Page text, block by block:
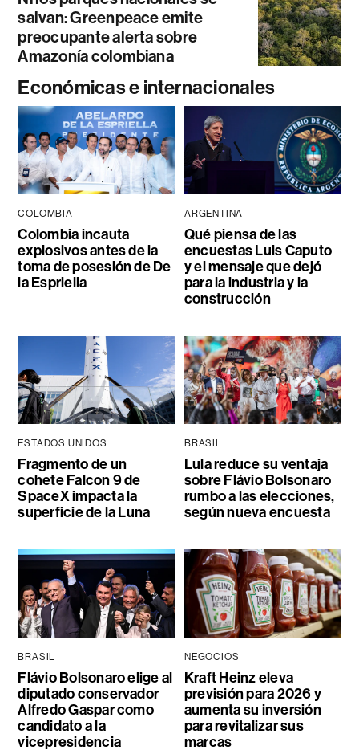
salvan: Greenpeace emite
preocupante alerta sobre
Amazonía colombiana
Económicas e internacionales
COLOMBIA
Colombia incauta
explosivos antes de la
toma de posesión de De
la Espriella
ARGENTINA
Qué piensa de las
encuestas Luis Caputo
y el mensaje que dejó
para la industria y la
construcción
ESTADOS UNIDOS
Fragmento de un
cohete Falcon 9 de
SpaceX impacta la
superficie de la Luna
BRASIL
Lula reduce su ventaja
sobre Flávio Bolsonaro
rumbo a las elecciones,
según nueva encuesta
BRASIL
Flávio Bolsonaro elige al
diputado conservador
Alfredo Gaspar como
candidato a la
vicepresidencia
NEGOCIOS
Kraft Heinz eleva
previsión para 2026 y
aumenta su inversión
para revitalizar sus
marcas